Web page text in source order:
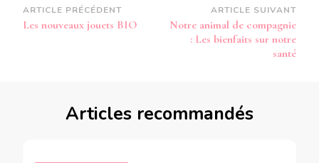
Navigation
d’article
ARTICLE PRÉCÉDENT
Les nouveaux jouets BIO
ARTICLE SUIVANT
Notre animal de compagnie
: Les bienfaits sur notre
santé
Articles recommandés